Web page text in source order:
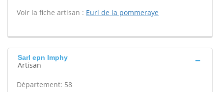
Voir la fiche artisan : Eurl de la pommeraye
Sarl epn Imphy
Artisan
Département: 58